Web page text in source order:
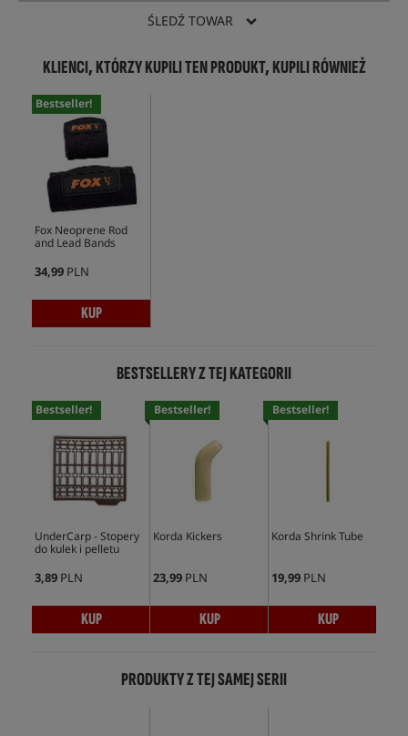
ŚLEDŹ TOWAR
KLIENCI, KTÓRZY KUPILI TEN PRODUKT, KUPILI RÓWNIEŻ
Bestseller!
Fox Neoprene Rod
and Lead Bands
34,99 PLN
KUP
BESTSELLERY Z TEJ KATEGORII
Bestseller!
UnderCarp - Stopery
do kulek i pelletu
3,89 PLN
KUP
Bestseller!
Korda Kickers
23,99 PLN
KUP
Bestseller!
Korda Shrink Tube
19,99 PLN
KUP
PRODUKTY Z TEJ SAMEJ SERII